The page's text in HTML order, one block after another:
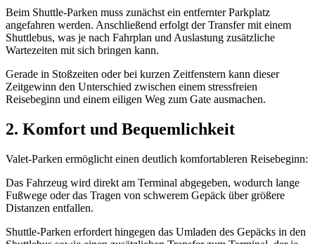
Beim Shuttle-Parken muss zunächst ein entfernter Parkplatz
angefahren werden. Anschließend erfolgt der Transfer mit einem
Shuttlebus, was je nach Fahrplan und Auslastung zusätzliche
Wartezeiten mit sich bringen kann.
Gerade in Stoßzeiten oder bei kurzen Zeitfenstern kann dieser
Zeitgewinn den Unterschied zwischen einem stressfreien
Reisebeginn und einem eiligen Weg zum Gate ausmachen.
2. Komfort und Bequemlichkeit
Valet-Parken ermöglicht einen deutlich komfortableren Reisebeginn:
Das Fahrzeug wird direkt am Terminal abgegeben, wodurch lange
Fußwege oder das Tragen von schwerem Gepäck über größere
Distanzen entfallen.
Shuttle-Parken erfordert hingegen das Umladen des Gepäcks in den